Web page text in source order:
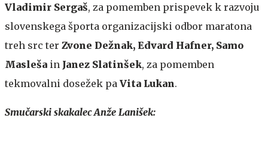
Vladimir Sergaš, za pomemben prispevek k razvoju
slovenskega športa organizacijski odbor maratona
treh src ter Zvone Dežnak, Edvard Hafner, Samo
Masleša in Janez Slatinšek, za pomemben
tekmovalni dosežek pa Vita Lukan.
Smučarski skakalec Anže Lanišek: